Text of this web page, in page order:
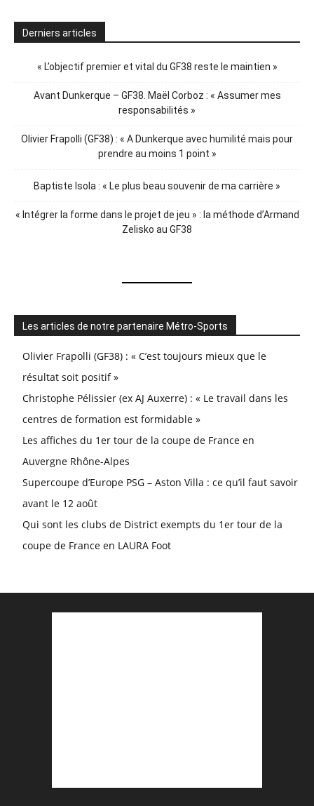
Derniers articles
« L’objectif premier et vital du GF38 reste le maintien »
Avant Dunkerque – GF38. Maël Corboz : « Assumer mes
responsabilités »
Olivier Frapolli (GF38) : « A Dunkerque avec humilité mais pour
prendre au moins 1 point »
Baptiste Isola : « Le plus beau souvenir de ma carrière »
« Intégrer la forme dans le projet de jeu » : la méthode d’Armand
Zelisko au GF38
Les articles de notre partenaire Métro-Sports
Olivier Frapolli (GF38) : « C’est toujours mieux que le
résultat soit positif »
Christophe Pélissier (ex AJ Auxerre) : « Le travail dans les
centres de formation est formidable »
Les affiches du 1er tour de la coupe de France en
Auvergne Rhône-Alpes
Supercoupe d’Europe PSG – Aston Villa : ce qu’il faut savoir
avant le 12 août
Qui sont les clubs de District exempts du 1er tour de la
coupe de France en LAURA Foot